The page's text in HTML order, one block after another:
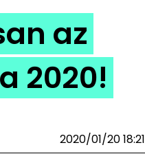
az
2020!
2020/01/20 18:21